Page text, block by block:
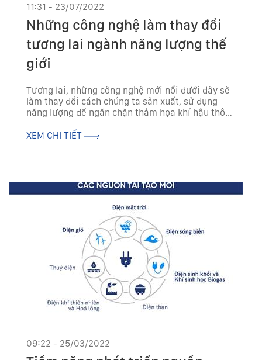
11:31 - 23/07/2022
Những công nghệ làm thay đổi
tương lai ngành năng lượng thế
giới
Tương lai, những công nghệ mới nổi dưới đây sẽ
làm thay đổi cách chúng ta sản xuất, sử dụng
năng lượng để ngăn chặn thảm họa khí hậu thông
Năng lượng Việt Nam cập nhật, phân...
XEM CHI TIẾT
09:22 - 25/03/2022